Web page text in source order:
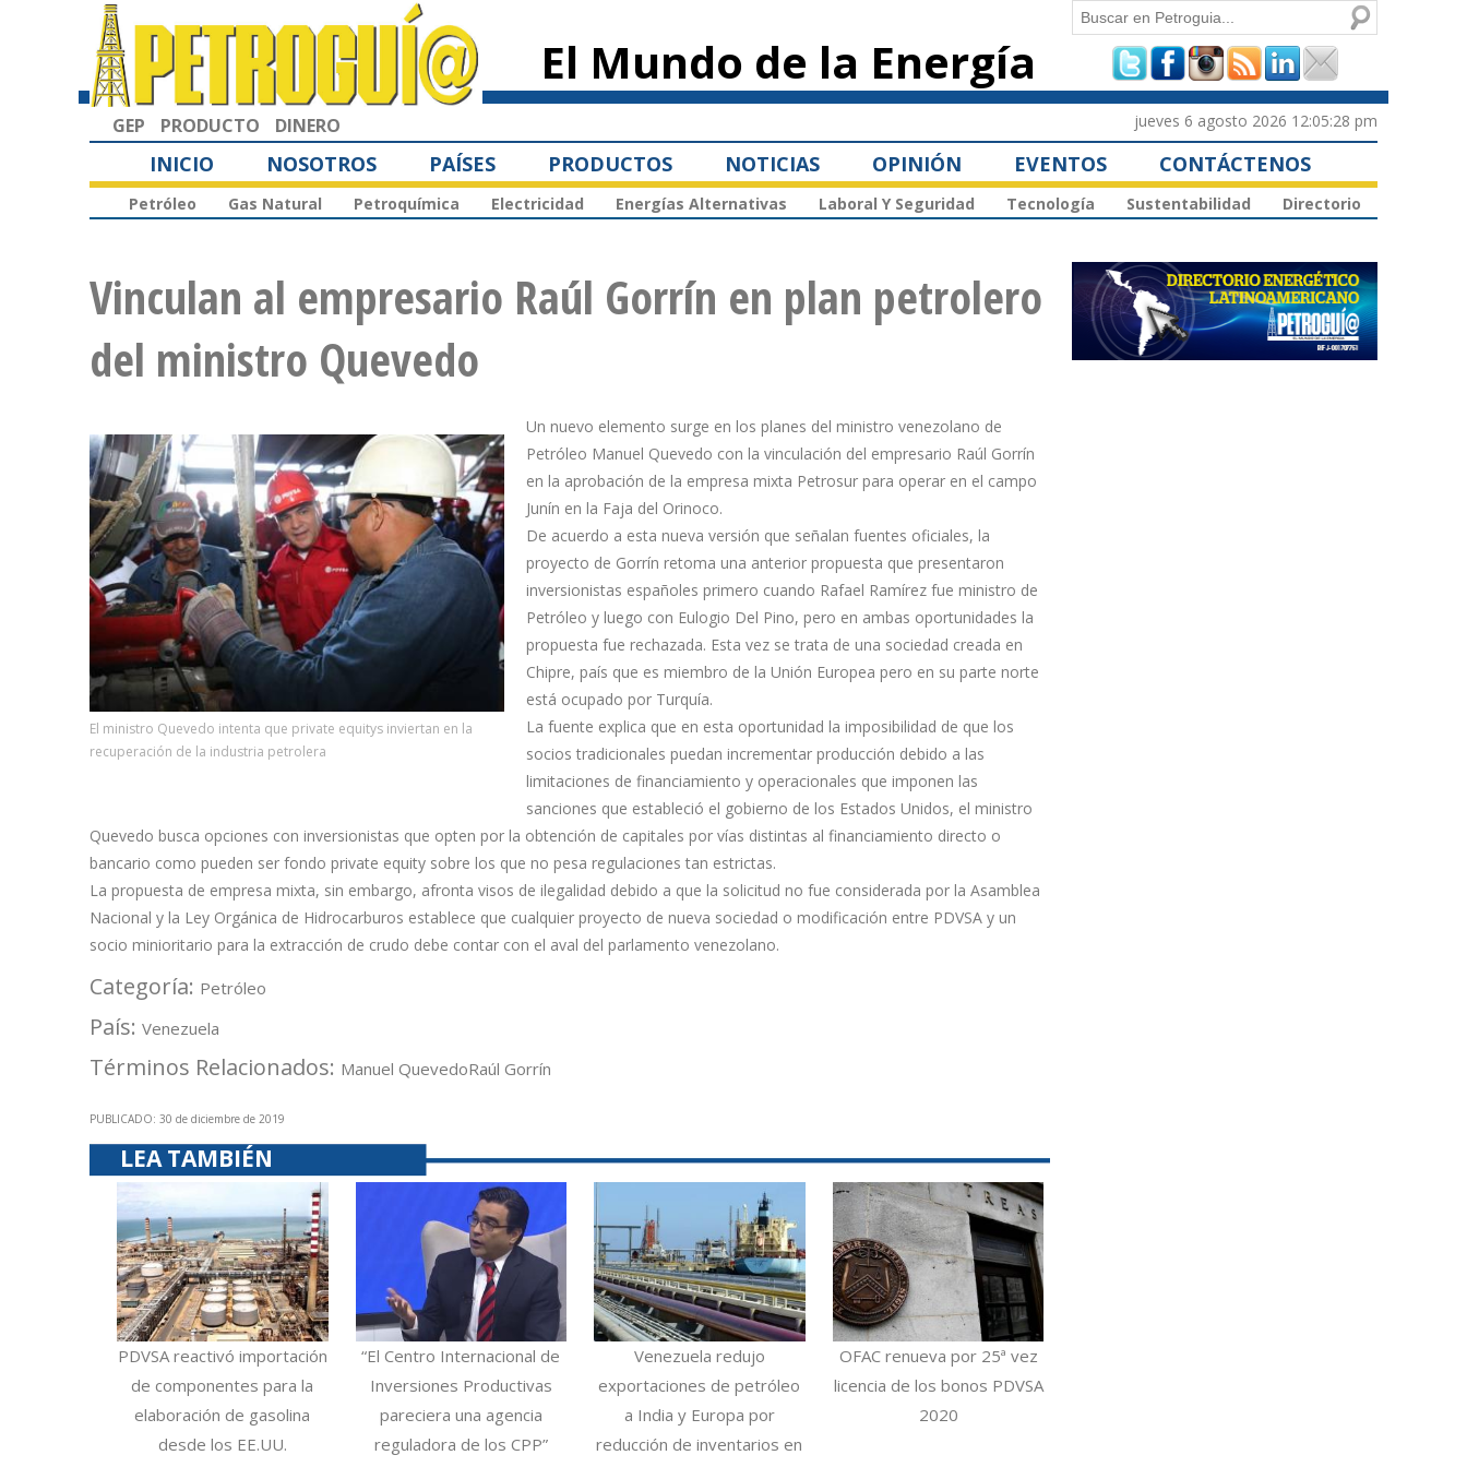
principal
El Mundo de la Energía
Formulario de
búsqueda
Buscar
GEP PRODUCTO DINERO jueves 6 agosto 2026 12:05:28 pm
INICIO NOSOTROS PAÍSES PRODUCTOS NOTICIAS OPINIÓN EVENTOS CONTÁCTENOS
Petróleo Gas Natural Petroquímica Electricidad Energías Alternativas Laboral Y Seguridad Tecnología Sustentabilidad Directorio
Vinculan al empresario Raúl Gorrín en plan petrolero
del ministro Quevedo
El ministro Quevedo intenta que private equitys inviertan en la
recuperación de la industria petrolera
Un nuevo elemento surge en los planes del ministro venezolano de
Petróleo Manuel Quevedo con la vinculación del empresario Raúl Gorrín
en la aprobación de la empresa mixta Petrosur para operar en el campo
Junín en la Faja del Orinoco.
De acuerdo a esta nueva versión que señalan fuentes oficiales, la
proyecto de Gorrín retoma una anterior propuesta que presentaron
inversionistas españoles primero cuando Rafael Ramírez fue ministro de
Petróleo y luego con Eulogio Del Pino, pero en ambas oportunidades la
propuesta fue rechazada. Esta vez se trata de una sociedad creada en
Chipre, país que es miembro de la Unión Europea pero en su parte norte
está ocupado por Turquía.
La fuente explica que en esta oportunidad la imposibilidad de que los
socios tradicionales puedan incrementar producción debido a las
limitaciones de financiamiento y operacionales que imponen las
sanciones que estableció el gobierno de los Estados Unidos, el ministro
Quevedo busca opciones con inversionistas que opten por la obtención de capitales por vías distintas al financiamiento directo o
bancario como pueden ser fondo private equity sobre los que no pesa regulaciones tan estrictas.
La propuesta de empresa mixta, sin embargo, afronta visos de ilegalidad debido a que la solicitud no fue considerada por la Asamblea
Nacional y la Ley Orgánica de Hidrocarburos establece que cualquier proyecto de nueva sociedad o modificación entre PDVSA y un
socio minioritario para la extracción de crudo debe contar con el aval del parlamento venezolano.
Categoría: Petróleo
País: Venezuela
Términos Relacionados: Manuel QuevedoRaúl Gorrín
PUBLICADO: 30 de diciembre de 2019
LEA TAMBIÉN
PDVSA reactivó importación
de componentes para la
elaboración de gasolina
desde los EE.UU.
“El Centro Internacional de
Inversiones Productivas
pareciera una agencia
reguladora de los CPP”
Venezuela redujo
exportaciones de petróleo
a India y Europa por
reducción de inventarios en
OFAC renueva por 25ª vez
licencia de los bonos PDVSA
2020